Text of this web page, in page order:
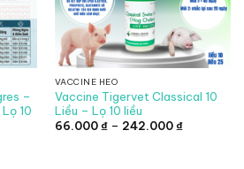
–
10
VACCINE HEO
Vaccine Tigervet Classical 10
Liều – Lọ 10 liều
66.000₫ – 242.000₫Khoảng